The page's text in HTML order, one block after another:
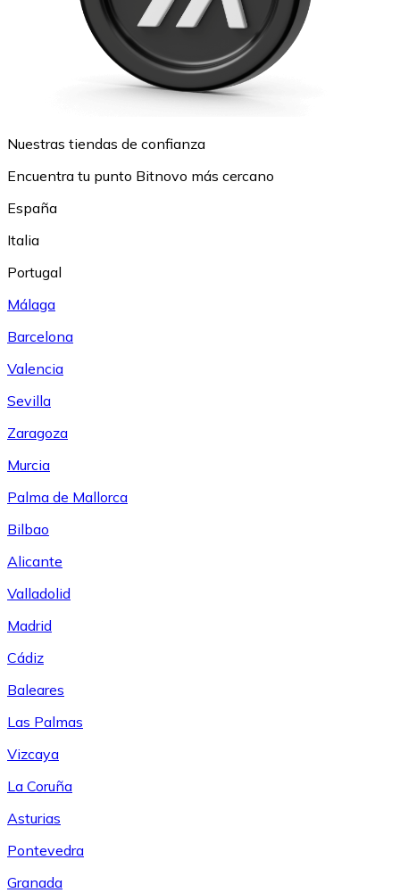
Nuestras tiendas de confianza
Encuentra tu punto Bitnovo más cercano
España
Italia
Portugal
Málaga
Barcelona
Valencia
Sevilla
Zaragoza
Murcia
Palma de Mallorca
Bilbao
Alicante
Valladolid
Madrid
Cádiz
Baleares
Las Palmas
Vizcaya
La Coruña
Asturias
Pontevedra
Granada